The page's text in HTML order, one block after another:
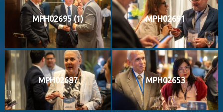
MPH02695 (1) MPH02691
MPH02687 MPH02653